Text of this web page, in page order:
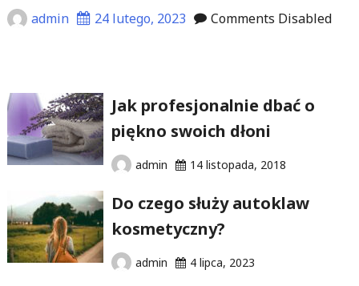
admin 24 lutego, 2023 Comments Disabled
Jak profesjonalnie dbać o
piękno swoich dłoni
admin 14 listopada, 2018
Do czego służy autoklaw
kosmetyczny?
admin 4 lipca, 2023